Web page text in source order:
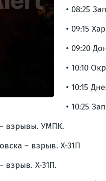
• 08:25
• 09:15
• 09:20
• 10:10
• 10:15
• 10:25
– взрывы. УМПК.
– взрыв. Х-31П
взрыв. Х-31П.